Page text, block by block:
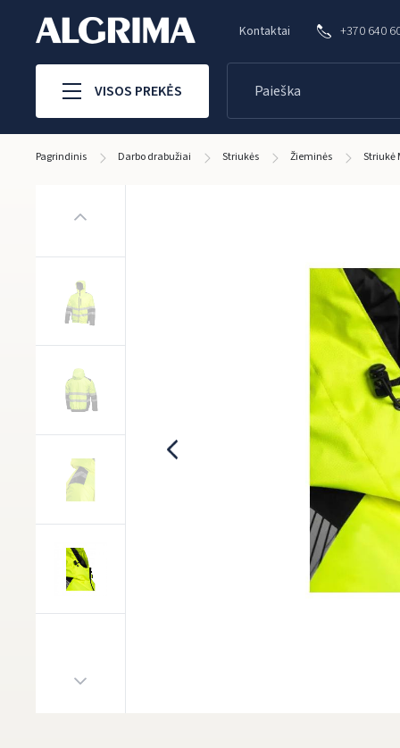
Kontaktai +370 640
VISOS PREKĖS
Pagrindinis Darbo drabužiai Striukės Žieminės Striukė